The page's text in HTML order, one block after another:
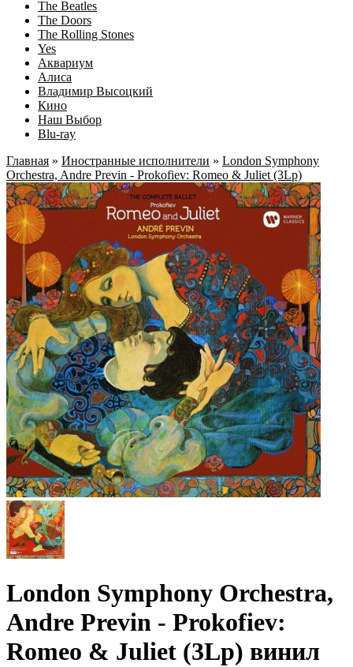
The Beatles
The Doors
The Rolling Stones
Yes
Аквариум
Алиса
Владимир Высоцкий
Кино
Наш Выбор
Blu-ray
Главная » Иностранные исполнители » London Symphony
Orchestra, Andre Previn - Prokofiev: Romeo & Juliet (3Lp)
London Symphony Orchestra,
Andre Previn - Prokofiev:
Romeo & Juliet (3Lp) винил